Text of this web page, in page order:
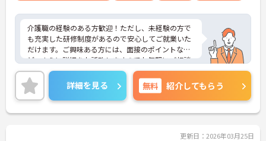
介護職の経験のある方歓迎！ただし、未経験の方で
も充実した研修制度があるので安心してご就業いた
だけます。ご興味ある方には、面接のポイントな
ど、さらに詳細をお話致しますのでお気軽にご相談
ください。
詳細を見る 無料 紹介してもらう
更新日：2026年03月25日